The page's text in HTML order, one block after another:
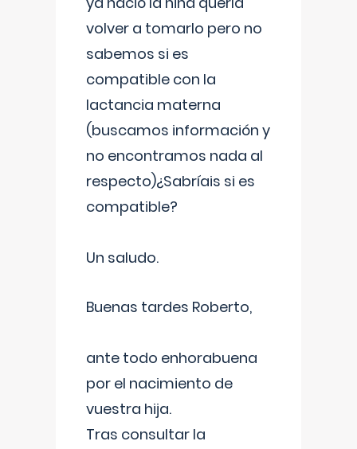
volver a tomarlo pero no
sabemos si es
compatible con la
lactancia materna
(buscamos información y
no encontramos nada al
respecto)¿Sabríais si es
compatible?
Un saludo.
Buenas tardes Roberto,
ante todo enhorabuena
por el nacimiento de
vuestra hija.
Tras consultar la